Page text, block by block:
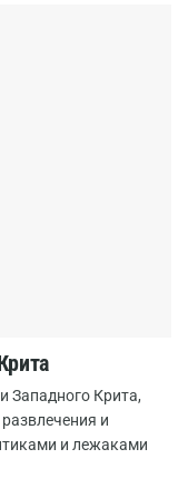
Западного Крита,
и
и лежаками